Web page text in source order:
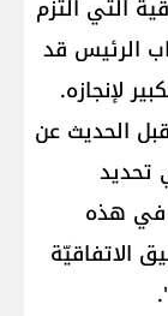
التي التزم
الرئيس قد
لإنجازه.
الحديث عن
تحديد
في هذه
الاتفاقيّة